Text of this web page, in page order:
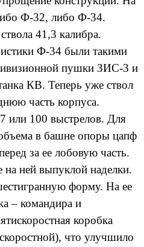
Ф-32, либо Ф-34.
41,3 калибра.
Ф-34 были такими
пушки ЗИС-3 и
КВ. Теперь уже ствол
часть корпуса.
или 100 выстрелов. Для
в башне опоры цапф
за ее лобовую часть.
на ней выпуклой наделки.
форму. На ее
– командира и
коробка
что улучшило